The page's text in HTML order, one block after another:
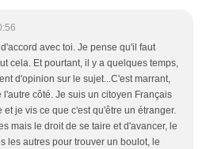
avec toi. Je pense qu'il faut
cela. Et pourtant, il y a quelques temps,
d'opinion sur le sujet...C'est marrant,
côté. Je suis un citoyen Français
et je vis ce que c'est qu'être un étranger.
mais le droit de se taire et d'avancer, le
les autres pour trouver un boulot, le